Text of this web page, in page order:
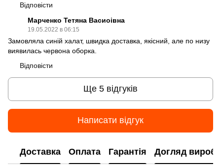
Відповісти
Марченко Тетяна Васиоівна
19.05.2022 в 06:15
Замовляла синій халат, швидка доставка, якісний, але по низу
виявилась червона оборка.
Відповісти
Ще 5 відгуків
Написати відгук
Доставка Оплата Гарантія Догляд